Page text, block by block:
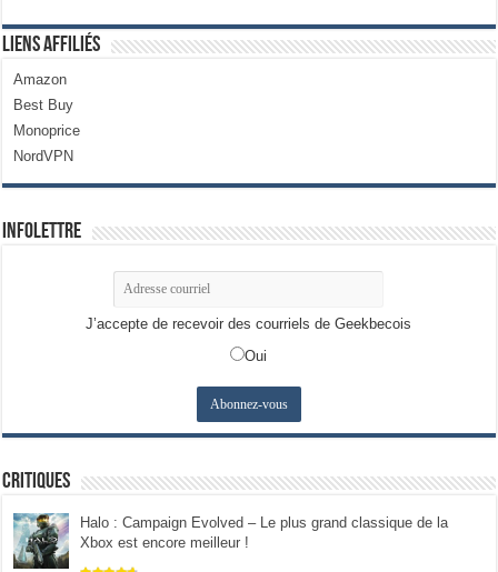
Liens Affiliés
Amazon
Best Buy
Monoprice
NordVPN
Infolettre
J’accepte de recevoir des courriels de Geekbecois
Oui
Critiques
Halo : Campaign Evolved – Le plus grand classique de la
Xbox est encore meilleur !